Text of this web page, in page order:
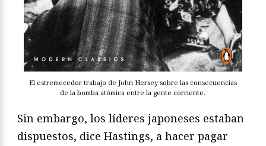
El estremecedor trabajo de John Hersey sobre las consecuencias
de la bomba atómica entre la gente corriente.
Sin embargo, los líderes japoneses estaban
dispuestos, dice Hastings, a hacer pagar